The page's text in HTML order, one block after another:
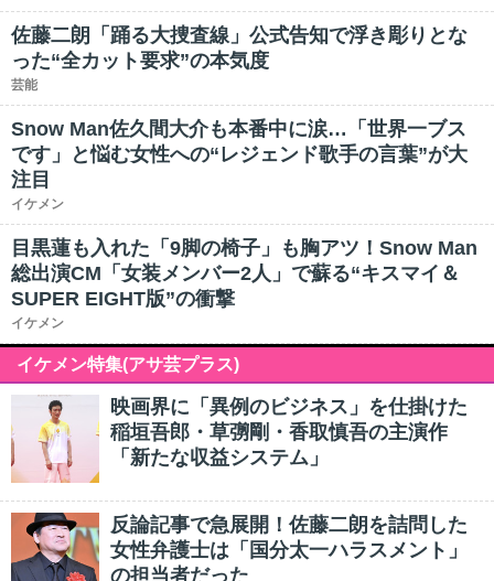
佐藤二朗「踊る大捜査線」公式告知で浮き彫りとな
った“全カット要求”の本気度
芸能
Snow Man佐久間大介も本番中に涙…「世界一ブス
です」と悩む女性への“レジェンド歌手の言葉”が大
注目
イケメン
目黒蓮も入れた「9脚の椅子」も胸アツ！Snow Man
総出演CM「女装メンバー2人」で蘇る“キスマイ＆
SUPER EIGHT版”の衝撃
イケメン
イケメン特集(アサ芸プラス)
映画界に「異例のビジネス」を仕掛けた
稲垣吾郎・草彅剛・香取慎吾の主演作
「新たな収益システム」
反論記事で急展開！佐藤二朗を詰問した
女性弁護士は「国分太一ハラスメント」
の担当者だった